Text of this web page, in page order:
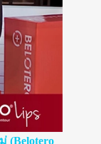
(Belotero